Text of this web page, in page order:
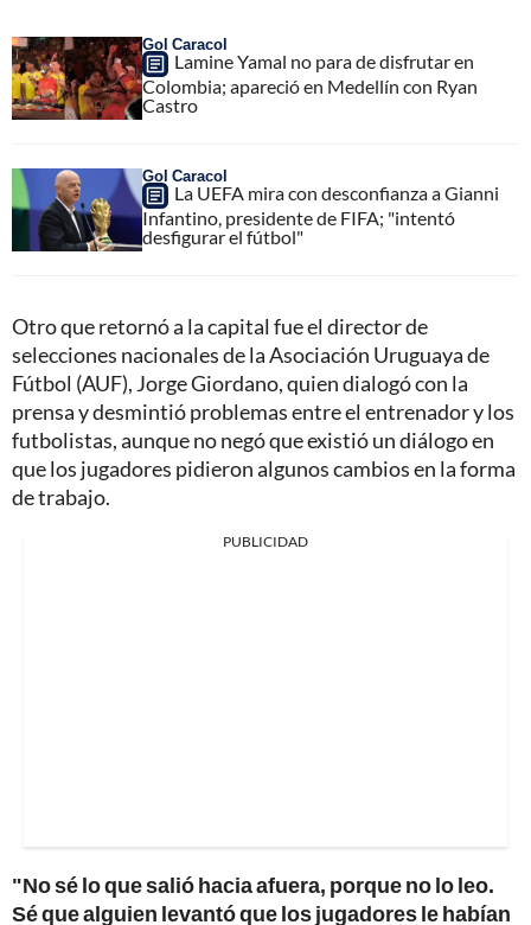
Gol Caracol
Lamine Yamal no para de disfrutar en
Colombia; apareció en Medellín con Ryan
Castro
Gol Caracol
La UEFA mira con desconfianza a Gianni
Infantino, presidente de FIFA; "intentó
desfigurar el fútbol"
Otro que retornó a la capital fue el director de
selecciones nacionales de la Asociación Uruguaya de
Fútbol (AUF), Jorge Giordano, quien dialogó con la
prensa y desmintió problemas entre el entrenador y los
futbolistas, aunque no negó que existió un diálogo en
que los jugadores pidieron algunos cambios en la forma
de trabajo.
PUBLICIDAD
"No sé lo que salió hacia afuera, porque no lo leo.
Sé que alguien levantó que los jugadores le habían